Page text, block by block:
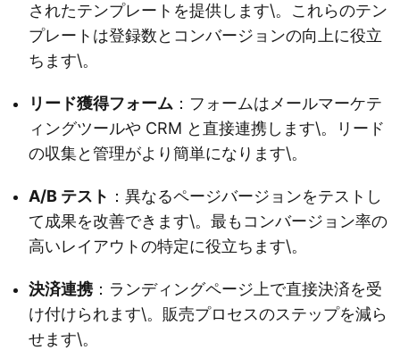
されたテンプレートを提供します\。これらのテン
プレートは登録数とコンバージョンの向上に役立
ちます\。
リード獲得フォーム ：フォームはメールマーケテ
ィングツールや CRM と直接連携します\。リード
の収集と管理がより簡単になります\。
A/B テスト ：異なるページバージョンをテストし
て成果を改善できます\。最もコンバージョン率の
高いレイアウトの特定に役立ちます\。
決済連携：ランディングページ上で直接決済を受
け付けられます\。販売プロセスのステップを減ら
せます\。